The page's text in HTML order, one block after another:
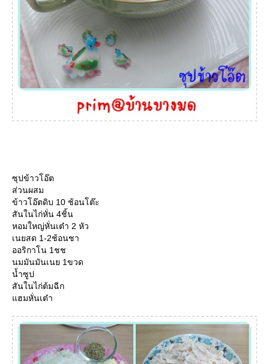
ซุปข้าวโอ๊ต
ส่วนผสม
ข้าวโอ๊ตดิบ 10 ช้อนโต๊ะ
สันในไก่หั่น 4ชิ้น
หอมใหญ่หั่นเต๋า 2 หัว
เนยสด 1-2ช้อนชา
ออริกาโน 1ชช
นมมันมันเนย 1ขวด
น้ำซูป
สันในไก่ต้มฉีก
ฮมหั่นเต๋า